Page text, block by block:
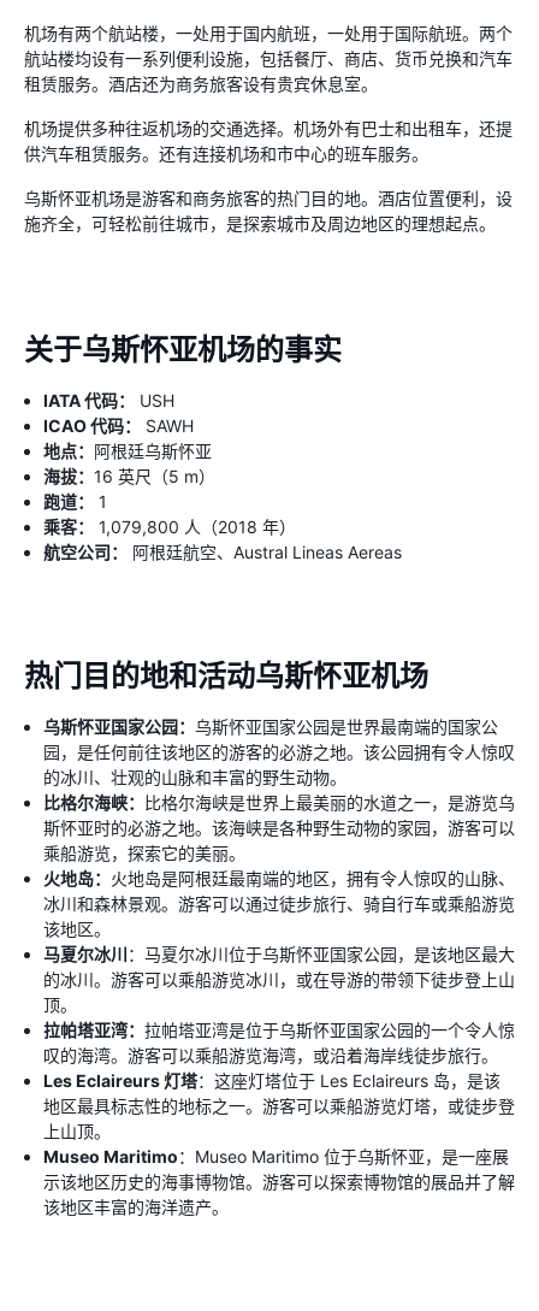
机场有两个航站楼，一处用于国内航班，一处用于国际航班。两个
航站楼均设有一系列便利设施，包括餐厅、商店、货币兑换和汽车
租赁服务。酒店还为商务旅客设有贵宾休息室。
机场提供多种往返机场的交通选择。机场外有巴士和出租车，还提
供汽车租赁服务。还有连接机场和市中心的班车服务。
乌斯怀亚机场是游客和商务旅客的热门目的地。酒店位置便利，设
施齐全，可轻松前往城市，是探索城市及周边地区的理想起点。
关于乌斯怀亚机场的事实
IATA 代码：
USH
ICAO 代码：
SAWH
地点： 阿根廷乌斯怀亚
海拔： 16 英尺（5 m）
跑道：
1
乘客：
1,079,800 人（2018 年）
航空公司：
阿根廷航空、Austral Lineas Aereas
热门目的地和活动乌斯怀亚机场
乌斯怀亚国家公园： 乌斯怀亚国家公园是世界最南端的国家公
园，是任何前往该地区的游客的必游之地。该公园拥有令人惊叹
的冰川、壮观的山脉和丰富的野生动物。
比格尔海峡：
比格尔海峡是世界上最美丽的水道之一，是游览乌
斯怀亚时的必游之地。该海峡是各种野生动物的家园，游客可以
乘船游览，探索它的美丽。
火地岛： 火地岛是阿根廷最南端的地区，拥有令人惊叹的山脉、
冰川和森林景观。游客可以通过徒步旅行、骑自行车或乘船游览
该地区。
马夏尔冰川：马夏尔冰川位于乌斯怀亚国家公园，是该地区最大
的冰川。游客可以乘船游览冰川，或在导游的带领下徒步登上山
顶。
拉帕塔亚湾： 拉帕塔亚湾是位于乌斯怀亚国家公园的一个令人惊
叹的海湾。游客可以乘船游览海湾，或沿着海岸线徒步旅行。
Les Eclaireurs 灯塔：这座灯塔位于 Les Eclaireurs 岛，是该
地区最具标志性的地标之一。游客可以乘船游览灯塔，或徒步登
上山顶。
Museo Maritimo：Museo Maritimo 位于乌斯怀亚，是一座展
示该地区历史的海事博物馆。游客可以探索博物馆的展品并了解
该地区丰富的海洋遗产。